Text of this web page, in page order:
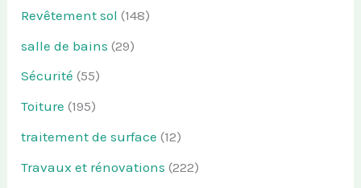
Revêtement sol (148)
salle de bains (29)
Sécurité (55)
Toiture (195)
traitement de surface (12)
Travaux et rénovations (222)